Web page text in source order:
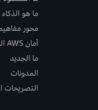
ما هو
محور
أمان AWS السحابي
ما الجديد
المدونات
التصريحات